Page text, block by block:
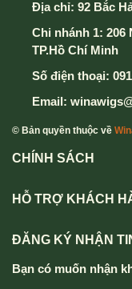
Địa chỉ: 92 Bắc
Chi nhánh 1:
TP.Hồ Chí Minh
Số điện thoại:
Email:
© Bản quyền thuộc về
CHÍNH SÁCH
HỖ TRỢ KHÁCH
ĐĂNG KÝ NHẬN
Bạn có muốn nhận